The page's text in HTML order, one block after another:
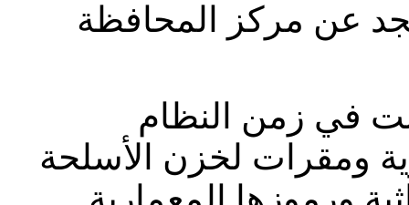
في زمن النظام
ومقرات لخزن الأسلحة